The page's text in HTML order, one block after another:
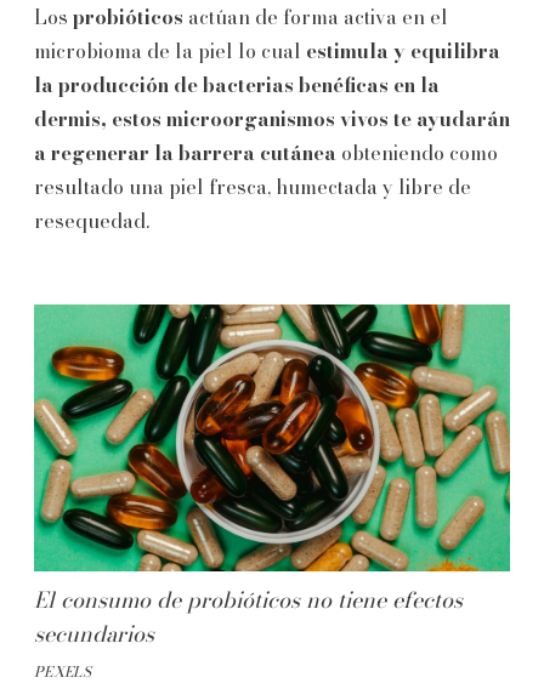
Los probióticos actúan de forma activa en el
microbioma de la piel lo cual estimula y equilibra
la producción de bacterias benéficas en la
dermis, estos microorganismos vivos te ayudarán
a regenerar la barrera cutánea obteniendo como
resultado una piel fresca, humectada y libre de
resequedad.
El consumo de probióticos no tiene efectos
secundarios
PEXELS